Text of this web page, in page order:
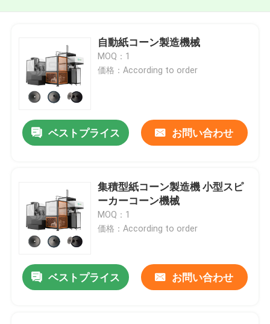
自動紙コーン製造機械
MOQ：1
価格：According to order
ベストプライス お問い合わせ
集積型紙コーン製造機 小型スピ
ーカーコーン機械
MOQ：1
価格：According to order
ベストプライス お問い合わせ